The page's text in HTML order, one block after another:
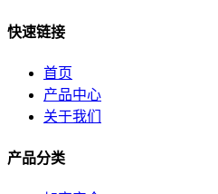
快速链接
首页
产品中心
关于我们
产品分类